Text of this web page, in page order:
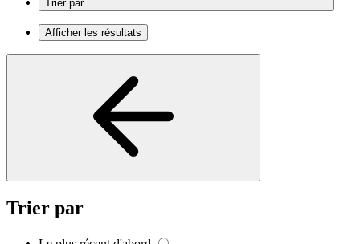
Trier par
Afficher les résultats
Trier par